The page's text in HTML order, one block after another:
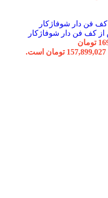
قیمت اصلی 169,783,900 تومان